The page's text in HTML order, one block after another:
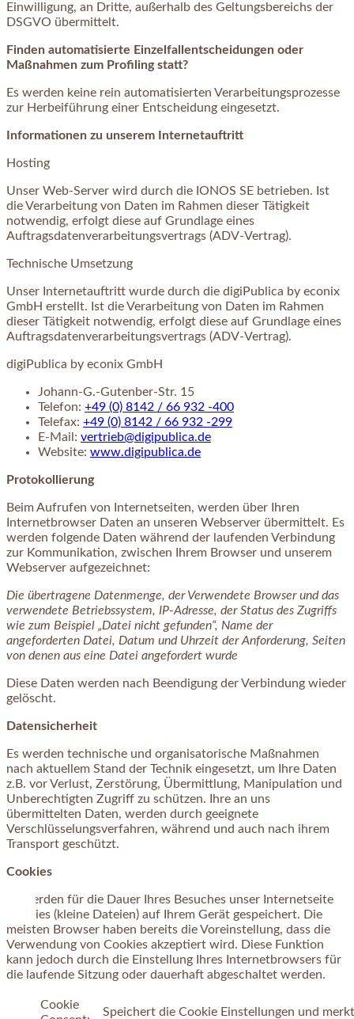
Einwilligung, an Dritte, außerhalb des Geltungsbereichs der
DSGVO übermittelt.
Finden automatisierte Einzelfallentscheidungen oder
Maßnahmen zum Profiling statt?
Es werden keine rein automatisierten Verarbeitungsprozesse
zur Herbeiführung einer Entscheidung eingesetzt.
Informationen zu unserem Internetauftritt
Hosting
Unser Web-Server wird durch die IONOS SE betrieben. Ist
die Verarbeitung von Daten im Rahmen dieser Tätigkeit
notwendig, erfolgt diese auf Grundlage eines
Auftragsdatenverarbeitungsvertrags (ADV-Vertrag).
Technische Umsetzung
Unser Internetauftritt wurde durch die digiPublica by econix
GmbH erstellt. Ist die Verarbeitung von Daten im Rahmen
dieser Tätigkeit notwendig, erfolgt diese auf Grundlage eines
Auftragsdatenverarbeitungsvertrags (ADV-Vertrag).
digiPublica by econix GmbH
Johann-G.-Gutenber-Str. 15
Telefon: +49 (0) 8142 / 66 932 -400
Telefax: +49 (0) 8142 / 66 932 -299
E-Mail: vertrieb@digipublica.de
Website: www.digipublica.de
Protokollierung
Beim Aufrufen von Internetseiten, werden über Ihren
Internetbrowser Daten an unseren Webserver übermittelt. Es
werden folgende Daten während der laufenden Verbindung
zur Kommunikation, zwischen Ihrem Browser und unserem
Webserver aufgezeichnet:
Die übertragene Datenmenge, der Verwendete Browser und das
verwendete Betriebssystem, IP-Adresse, der Status des Zugriffs
wie zum Beispiel „Datei nicht gefunden“, Name der
angeforderten Datei, Datum und Uhrzeit der Anforderung, Seiten
von denen aus eine Datei angefordert wurde
Diese Daten werden nach Beendigung der Verbindung wieder
gelöscht.
Datensicherheit
Es werden technische und organisatorische Maßnahmen
nach aktuellem Stand der Technik eingesetzt, um Ihre Daten
z.B. vor Verlust, Zerstörung, Übermittlung, Manipulation und
Unberechtigten Zugriff zu schützen. Ihre an uns
übermittelten Daten, werden durch geeignete
Verschlüsselungsverfahren, während und auch nach ihrem
Transport geschützt.
Cookies
Es werden für die Dauer Ihres Besuches unser Internetseite
Cookies (kleine Dateien) auf Ihrem Gerät gespeichert. Die
meisten Browser haben bereits die Voreinstellung, dass die
Verwendung von Cookies akzeptiert wird. Diese Funktion
kann jedoch durch die Einstellung Ihres Internetbrowsers für
die laufende Sitzung oder dauerhaft abgeschaltet werden.
Cookie
Speichert die Cookie Einstellungen und merkt